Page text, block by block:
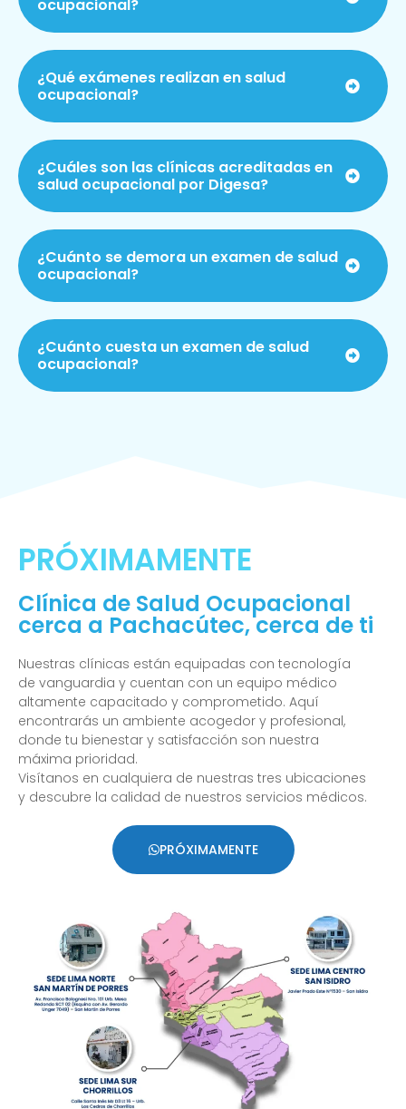
ocupacional?
¿Qué exámenes realizan en salud
ocupacional?
¿Cuáles son las clínicas acreditadas en
salud ocupacional por Digesa?
¿Cuánto se demora un examen de salud
ocupacional?
¿Cuánto cuesta un examen de salud
ocupacional?
PRÓXIMAMENTE
Clínica de Salud Ocupacional
cerca a Pachacútec, cerca de ti
Nuestras clínicas están equipadas con tecnología
de vanguardia y cuentan con un equipo médico
altamente capacitado y comprometido. Aquí
encontrarás un ambiente acogedor y profesional,
donde tu bienestar y satisfacción son nuestra
máxima prioridad.
Visítanos en cualquiera de nuestras tres ubicaciones
y descubre la calidad de nuestros servicios médicos.
PRÓXIMAMENTE